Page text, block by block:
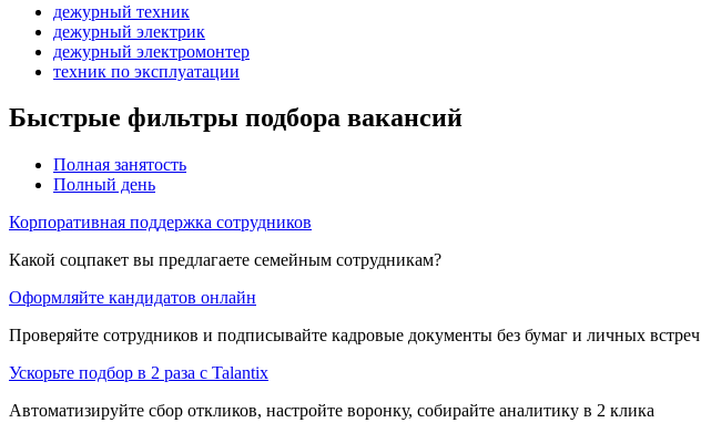
дежурный техник
дежурный электрик
дежурный электромонтер
техник по эксплуатации
Быстрые фильтры подбора вакансий
Полная занятость
Полный день
Корпоративная поддержка сотрудников
Какой соцпакет вы предлагаете семейным сотрудникам?
Оформляйте кандидатов онлайн
Проверяйте сотрудников и подписывайте кадровые документы без бумаг и личных встреч
Ускорьте подбор в 2 раза с Talantix
Автоматизируйте сбор откликов, настройте воронку, собирайте аналитику в 2 клика